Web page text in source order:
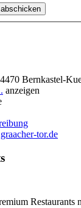
Bernkastel-
anzeigen
tor.de
Restaurants